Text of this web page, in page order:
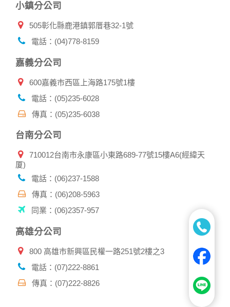
請妥善保管您在本公司及相關企業伙伴網站的帳號、密碼或個
本公司相關企業伙伴網站所提供的服務後，務必記得登出帳戶
或關閉網頁瀏覽器，以防止他人讀取您的個人資料。
問或訂購時，請立即通知本站。
小鎮分公司
505彰化縣鹿港鎮郭厝巷32-1號
電話：(04)778-8159
嘉義分公司
600嘉義市西區上海路175號1樓
電話：(05)235-6028
傳真：(05)235-6038
台南分公司
710012台南市永康區小東路689-77號15樓A6(經緯天
厦)
電話：(06)237-1588
傳真：(06)208-5963
同業：(06)2357-957
高雄分公司
800 高雄市新興區民權一路251號2樓之3
電話：(07)222-8861
傳真：(07)222-8826